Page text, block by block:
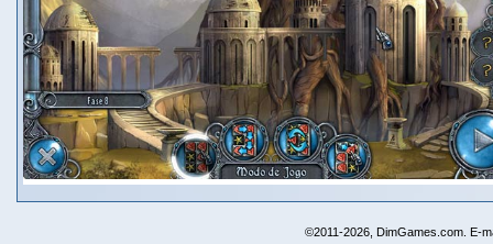
©2011-2026, DimGames.com. E-